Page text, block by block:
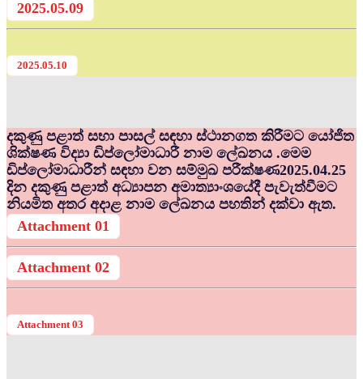
2025.05.09
2025.05.10
දකුණු පළාත් සභා පාසල් සඳහා ස්ථානගත කිරීමට යෝජිත
ශික්ෂණ විද්‍යා ඩිප්ලෝමාධාරී නාම ලේඛනය .මෙම
ඩිප්ලෝමාධාරීන් සඳහා වන සම්මුඛ පරීක්ෂණ2025.04.25
දින දකුණු පළාත් අධ්‍යාපන අමාත්‍යාංශයේදී පැවැත්වීමට
නියමිත අතර අදාළ නාම ලේඛනය පහතින් දක්වා ඇත.
Attachment 01
Attachment 02
Attachment 03